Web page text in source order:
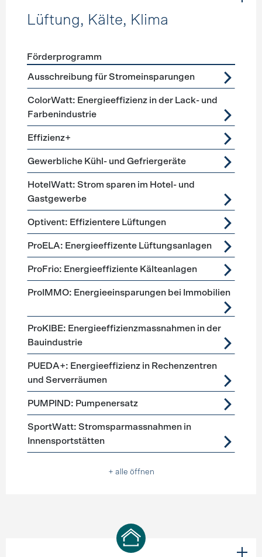
Lüftung, Kälte, Klima
Förderprogramme Lüftung, Kälte, Klima
Förderprogramm
Ausschreibung für Stromeinsparungen
ColorWatt: Energieeffizienz in der Lack- und
Farbenindustrie
Effizienz+
Gewerbliche Kühl- und Gefriergeräte
HotelWatt: Strom sparen im Hotel- und
Gastgewerbe
Optivent: Effizientere Lüftungen
ProELA: Energieeffizente Lüftungsanlagen
ProFrio: Energieeffiziente Kälteanlagen
ProIMMO: Energieeinsparungen bei Immobilien
ProKIBE: Energieeffizienzmassnahmen in der
Bauindustrie
PUEDA+: Energieeffizienz in Rechenzentren
und Serverräumen
PUMPIND: Pumpenersatz
SportWatt: Stromsparmassnahmen in
Innensportstätten
+ alle öffnen